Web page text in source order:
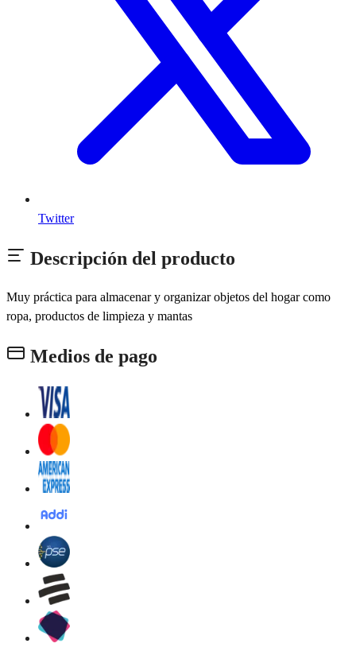
Twitter
Descripción del producto
Muy práctica para almacenar y organizar objetos del hogar como
ropa, productos de limpieza y mantas
Medios de pago